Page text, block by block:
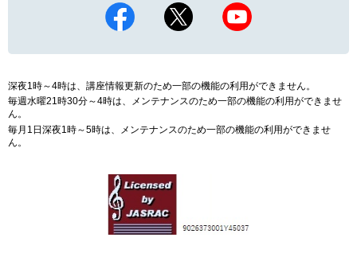
深夜1時～4時は、講座情報更新のため一部の機能の利用ができません。
毎週水曜21時30分～4時は、メンテナンスのため一部の機能の利用ができませ
ん。
毎月1日深夜1時～5時は、メンテナンスのため一部の機能の利用ができませ
ん。